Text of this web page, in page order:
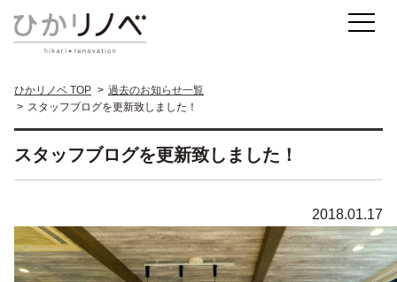
ひかリノベ TOP
過去のお知らせ一覧
スタッフブログを更新致しました！
スタッフブログを更新致しました！
2018.01.17